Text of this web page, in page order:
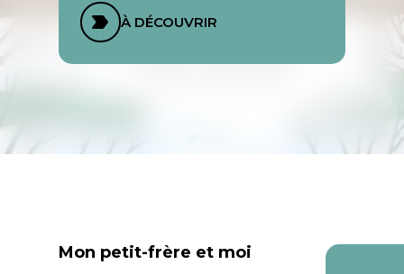
À DÉCOUVRIR
Mon petit-frère et moi